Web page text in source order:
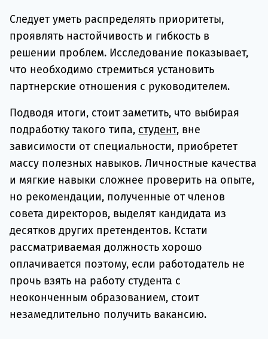
Следует уметь распределять приоритеты,
проявлять настойчивость и гибкость в
решении проблем. Исследование показывает,
что необходимо стремиться установить
партнерские отношения с руководителем.
Подводя итоги, стоит заметить, что выбирая
подработку такого типа, студент, вне
зависимости от специальности, приобретет
массу полезных навыков. Личностные качества
и мягкие навыки сложнее проверить на опыте,
но рекомендации, полученные от членов
совета директоров, выделят кандидата из
десятков других претендентов. Кстати
рассматриваемая должность хорошо
оплачивается поэтому, если работодатель не
прочь взять на работу студента с
неоконченным образованием, стоит
незамедлительно получить вакансию.